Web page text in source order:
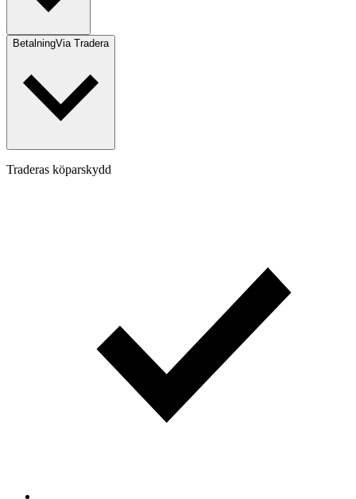
BetalningVia Tradera
Traderas köparskydd